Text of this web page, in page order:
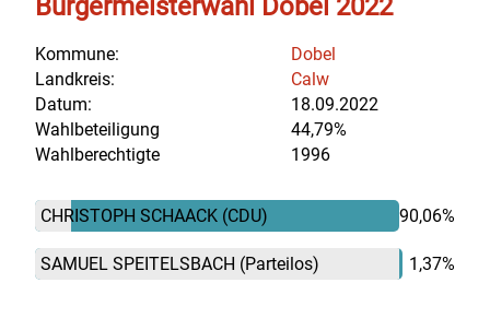
Bürgermeisterwahl Dobel 2022
Kommune:
Dobel
Landkreis:
Calw
Datum:
18.09.2022
Wahlbeteiligung
44,79%
Wahlberechtigte
1996
CHRISTOPH SCHAACK (CDU) 90,06%
SAMUEL SPEITELSBACH (Parteilos) 1,37%